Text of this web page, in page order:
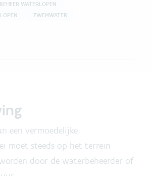
BEHEER WATERLOPEN
ZWEMWATER
een vermoedelijke
moet steeds op het terrein
door de waterbeheerder of